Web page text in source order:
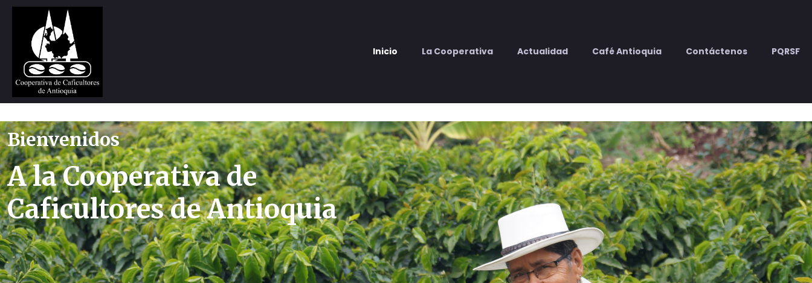
Inicio La Cooperativa Actualidad Café Antioquia Contáctenos PQRSF
Bienvenidos
A la Cooperativa de
Caficultores de Antioquia